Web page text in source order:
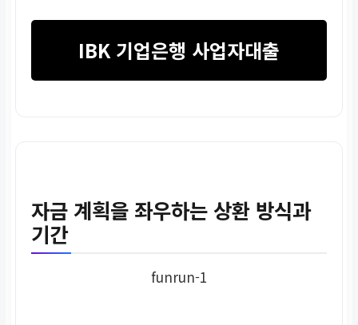
IBK 기업은행 사업자대출
자금 계획을 좌우하는 상환 방식과
기간
funrun-1